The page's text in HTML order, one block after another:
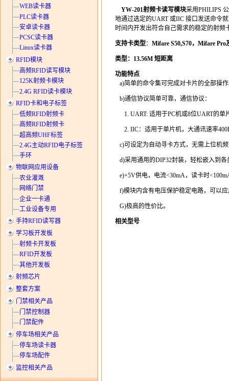
WEB读卡器
PLC读卡器
安卓读卡器
PCSC读卡器
Linux读卡器
RFID模块
高频RFID读写模块
125K射频卡模块
2.4G RFID读卡模块
RFID卡和电子标签
低频RFID射频卡
高频RFID射频卡
超高频UHF标签
2.4G主动RFID电子标签
手环
物联网应用设备
农业灌溉
网络门禁
企业一卡通
工业设备专用
手持RFID读写器
学习板开发板
射频卡开发板
RFID开发板
其他开发板
射频芯片
整套方案
门禁相关产品
门禁控制器
门禁配件
停车场相关产品
停车场读卡器
停车场配件
监控相关产品
YW-201射频卡读写模块采用PHILIPS
地通过选定的UART 或IIC 接口发送命令
时间内开发出符合自己需求的稳定的射频
支持卡类型： Mifare S50,S70，Mifare Pro
类型：13.56M 短距离
功能特点
a)简单的命令集可完成对卡片的全部操
b)通信协议简单可靠，通信协议：
1. UART: 适用于PC机或8位UART的单
2. IIC：适用于单片机，大通讯速率
c)可设定为自动寻卡方式，无需上位机
d)采用通用的DIP32封装，轻松嵌入到各
e)+5V供电，电流<30mA，读卡时
f)模块内含有电压保护稳定电路，可以
G)极高的性价比。
相关型号